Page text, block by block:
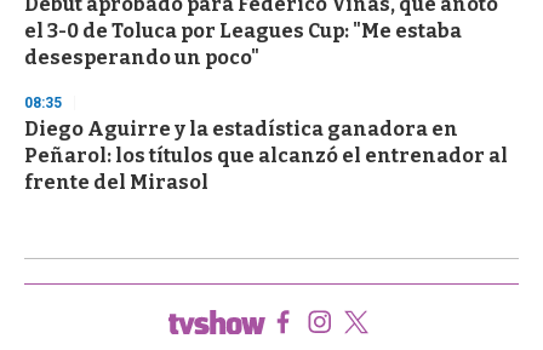
el 3-0 de Toluca por Leagues Cup: "Me estaba
desesperando un poco"
08:35
Diego Aguirre y la estadística ganadora en
Peñarol: los títulos que alcanzó el entrenador al
frente del Mirasol